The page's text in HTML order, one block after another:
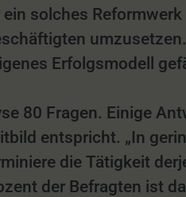
solches
Erfolgsmodell
80 Fragen. Einige
entspricht. „In
die Tätigkeit
der Befragten ist